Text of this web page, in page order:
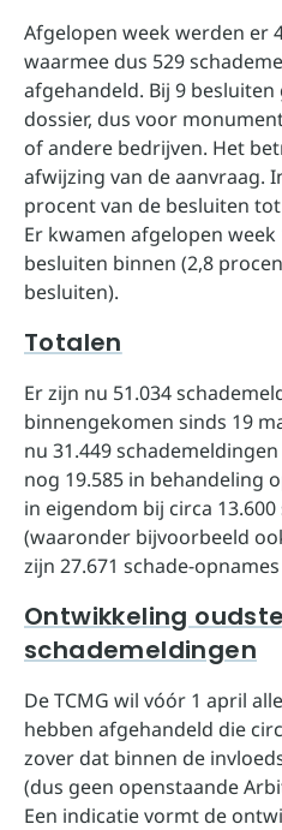
Afgelopen week werden er
waarmee dus 529
afgehandeld. Bij 9 besluiten
dossier, dus voor
of andere bedrijven. Het
afwijzing van de aanvraag.
procent van de besluiten
Er kwamen afgelopen
besluiten binnen (2,8
besluiten).
Totalen
Er zijn nu 51.034
binnengekomen sinds 19
nu 31.449
nog 19.585 in behandeling
in eigendom bij circa
(waaronder bijvoorbeeld
zijn 27.671 schade-
Ontwikkeling oudste
schademeldingen
De TCMG wil vóór 1 april
hebben afgehandeld die
zover dat binnen de
(dus geen openstaande
Een indicatie vormt de